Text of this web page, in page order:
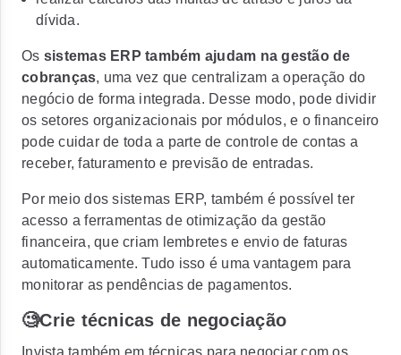
dívida.
Os sistemas ERP também ajudam na gestão de
cobranças, uma vez que centralizam a operação do
negócio de forma integrada. Desse modo, pode dividir
os setores organizacionais por módulos, e o financeiro
pode cuidar de toda a parte de controle de contas a
receber, faturamento e previsão de entradas.
Por meio dos sistemas ERP, também é possível ter
acesso a ferramentas de otimização da gestão
financeira, que criam lembretes e envio de faturas
automaticamente. Tudo isso é uma vantagem para
monitorar as pendências de pagamentos.
🧐Crie técnicas de negociação
Invista também em técnicas para negociar com os